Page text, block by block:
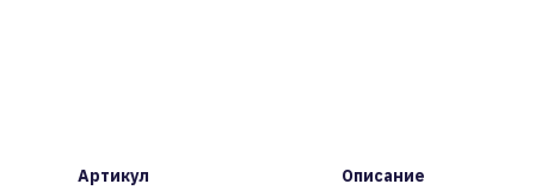
Артикул Описание